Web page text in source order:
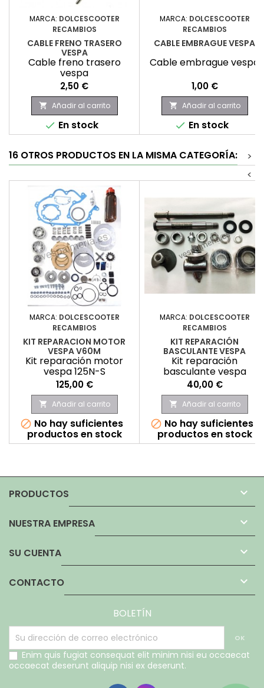
MARCA: DOLCESCOOTER
RECAMBIOS
CABLE FRENO TRASERO
VESPA
Cable freno trasero
vespa
Precio
2,50 €
 Añadir al carrito
 En stock
MARCA: DOLCESCOOTER
RECAMBIOS
CABLE EMBRAGUE VESPA
Cable embrague vespa
Precio
1,00 €
 Añadir al carrito
 En stock
16 OTROS PRODUCTOS EN LA MISMA CATEGORÍA:
>
<
MARCA: DOLCESCOOTER
RECAMBIOS
KIT REPARACION MOTOR
VESPA V60M
Kit reparación motor
vespa 125N-S
Precio
125,00 €
 Añadir al carrito
 No hay suficientes
productos en stock
MARCA: DOLCESCOOTER
RECAMBIOS
KIT REPARACIÓN
BASCULANTE VESPA
Kit reparación
basculante vespa
Precio
40,00 €
 Añadir al carrito
 No hay suficientes
productos en stock
PRODUCTOS 
NUESTRA EMPRESA 
SU CUENTA 
CONTACTO 
BOLETÍN
Enim quis fugiat consequat elit minim nisi eu occaecat
occaecat deserunt aliquip nisi ex deserunt.